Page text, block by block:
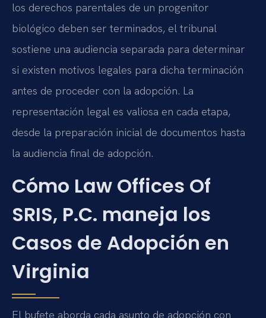
los derechos parentales de un progenitor
biológico deben ser terminados, el tribunal
sostiene una audiencia separada para determinar
si existen motivos legales para dicha terminación
antes de proceder con la adopción. La
representación legal es valiosa en cada etapa,
desde la preparación inicial de documentos hasta
la audiencia final de adopción.
Cómo Law Offices Of
SRIS, P.C. maneja los
Casos de Adopción en
Virginia
El bufete aborda cada asunto de adopción con